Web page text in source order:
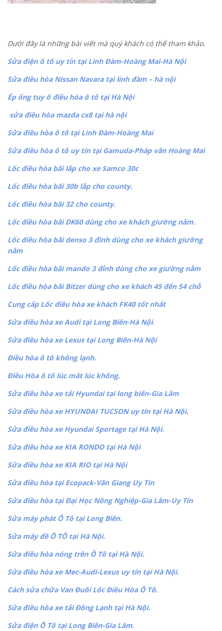
Dưới đây là những bài viết mà quý khách có thể tham khảo.
Sửa điện ô tô uy tín tại Linh Đàm-Hoàng Mai-Hà Nội
Sửa điều hòa Nissan Navara tại linh đàm – hà nội
Ép ống tuy ô điều hòa ô tô tại Hà Nội
sửa điều hòa mazda cx8 tại hà nội
Sửa điều hòa ô tô tại Linh Đàm-Hoàng Mai
Sửa điều hòa ô tô uy tín tại Gamuda-Pháp vân Hoàng Mai
Lốc điều hòa bãi lắp cho xe Samco 30c
Lốc điều hòa bãi 30b lắp cho county.
Lốc điều hòa bãi 32 cho county.
Lốc điều hòa bãi DK60 dùng cho xe khách giường nằm.
Lốc điều hòa bãi denso 3 đình dùng cho xe khách giường
nằm
Lốc điều hòa bãi mando 3 đỉnh dùng cho xe giường nằm
Lốc điều hòa bãi Bitzer dùng cho xe khách 45 đến 54 chỗ
Cung cấp Lốc điều hòa xe khách FK40 tốt nhất
Sửa điều hòa xe Audi tại Long Biên-Hà Nội.
Sửa điều hòa xe Lexus tại Long Biên-Hà Nội
Điều hòa ô tô không lạnh.
Điều Hòa ô tô lúc mát lúc không.
Sửa điều hòa xe tải Hyundai tại long biên-Gia Lâm
Sửa điều hòa xe HYUNDAI TUCSON uy tín tại Hà Nội.
Sửa điều hòa xe Hyundai Sportage tại Hà Nội.
Sửa điều hòa xe KIA RONDO tại Hà Nội
Sửa điều hòa xe KIA RIO tại Hà Nội
Sửa điều hòa tại Ecopack-Văn Giang Uy Tín
Sửa điều hòa tại Đại Học Nông Nghiệp-Gia Lâm-Uy Tín
Sửa máy phát Ô Tô tại Long Biên.
Sửa máy đề Ô TÔ tại Hà Nội.
Sửa điều hòa nóng trên Ô Tô tại Hà Nội.
Sửa điều hòa xe Mec-Audi-Lexus uy tín tại Hà Nội.
Cách sửa chữa Van Đuôi Lốc Điều Hòa Ô Tô.
Sửa điều hòa xe tải Đông Lạnh tại Hà Nội.
Sửa điện Ô Tô tại Long Biên-Gia Lâm.